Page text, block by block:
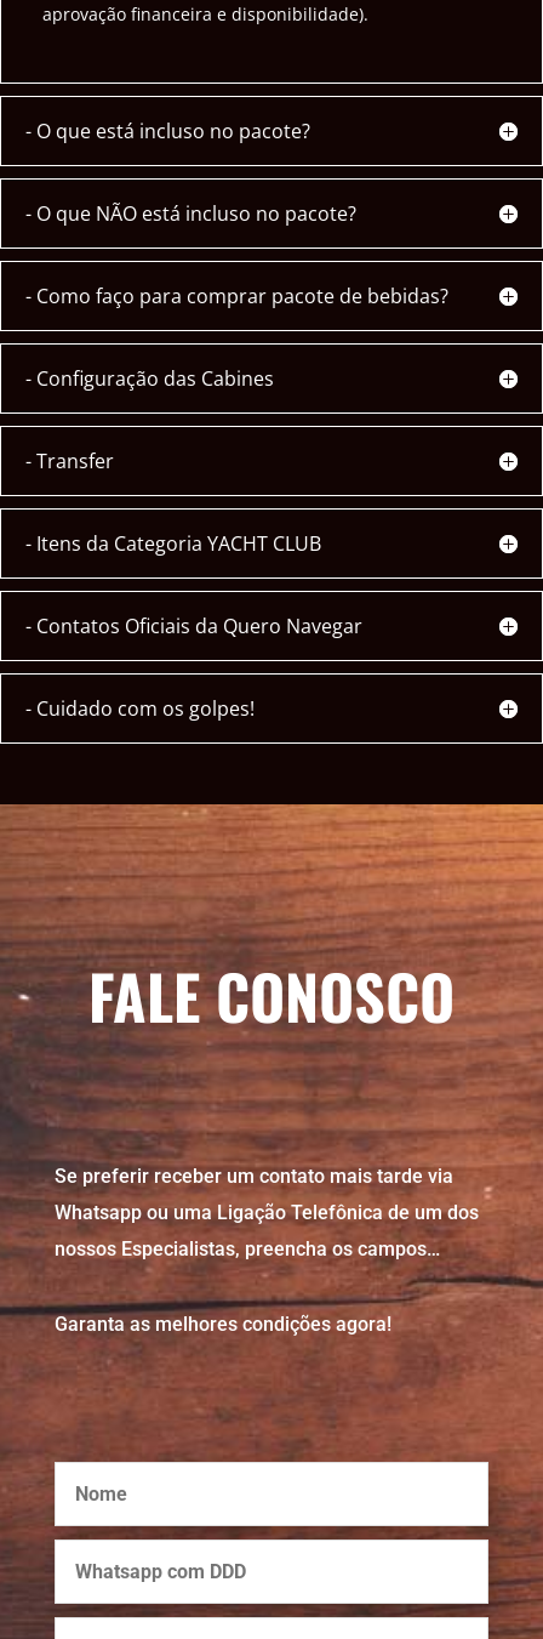
aprovação financeira e disponibilidade).
- O que está incluso no pacote?
- O que NÃO está incluso no pacote?
- Como faço para comprar pacote de bebidas?
- Configuração das Cabines
- Transfer
- Itens da Categoria YACHT CLUB
- Contatos Oficiais da Quero Navegar
- Cuidado com os golpes!
FALE CONOSCO
Se preferir receber um contato mais tarde via
Whatsapp ou uma Ligação Telefônica de um dos
nossos Especialistas, preencha os campos…
Garanta as melhores condições agora!